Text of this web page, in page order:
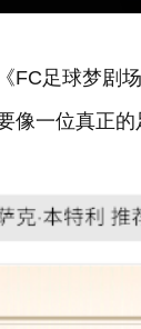
足球梦剧
一位真正的